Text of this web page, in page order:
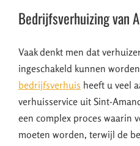
Bedrijfsverhuizing van
Vaak denkt men dat
ingeschakeld kunnen
bedrijfsverhuis heeft u veel
verhuisservice uit Sint-
een complex proces waarin
moeten worden, terwijl de